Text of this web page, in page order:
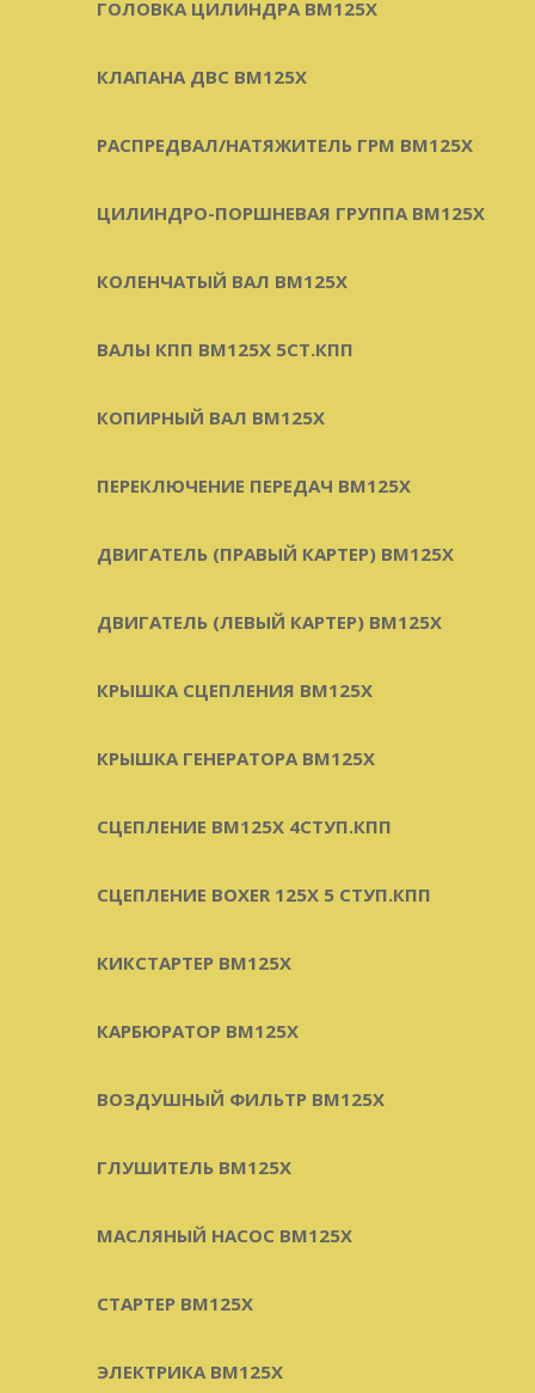
ГОЛОВКА ЦИЛИНДРА BM125X
КЛАПАНА ДВС BM125X
РАСПРЕДВАЛ/НАТЯЖИТЕЛЬ ГРМ BM125X
ЦИЛИНДРО-ПОРШНЕВАЯ ГРУППА BM125X
КОЛЕНЧАТЫЙ ВАЛ BM125X
ВАЛЫ КПП BM125X 5СТ.КПП
КОПИРНЫЙ ВАЛ BM125X
ПЕРЕКЛЮЧЕНИЕ ПЕРЕДАЧ BM125X
ДВИГАТЕЛЬ (ПРАВЫЙ КАРТЕР) BM125X
ДВИГАТЕЛЬ (ЛЕВЫЙ КАРТЕР) BM125X
КРЫШКА СЦЕПЛЕНИЯ BM125X
КРЫШКА ГЕНЕРАТОРА BM125X
СЦЕПЛЕНИЕ BM125X 4СТУП.КПП
СЦЕПЛЕНИЕ BOXER 125X 5 СТУП.КПП
КИКСТАРТЕР BM125X
КАРБЮРАТОР BM125X
ВОЗДУШНЫЙ ФИЛЬТР BM125X
ГЛУШИТЕЛЬ BM125X
МАСЛЯНЫЙ НАСОС BM125X
СТАРТЕР BM125X
ЭЛЕКТРИКА BM125X